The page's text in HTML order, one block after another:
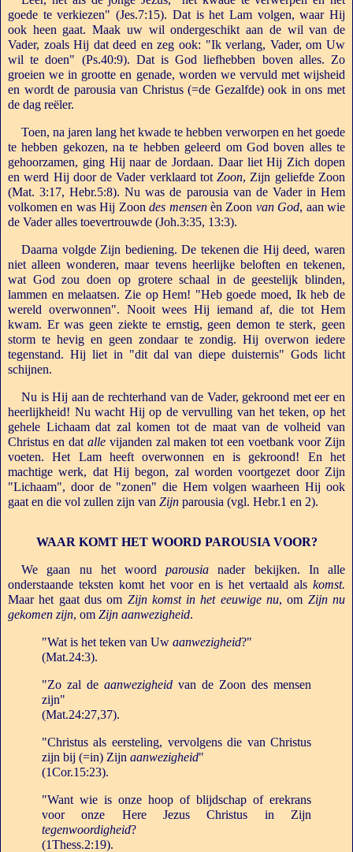
goede te verkiezen" (Jes.7:15). Dat is het Lam volgen, waar Hij
ook heen gaat. Maak uw wil ondergeschikt aan de wil van de
Vader, zoals Hij dat deed en zeg ook: "Ik verlang, Vader, om Uw
wil te doen" (Ps.40:9). Dat is God liefhebben boven alles. Zo
groeien we in grootte en genade, worden we vervuld met wijsheid
en wordt de parousia van Christus (=de Gezalfde) ook in ons met
de dag reëler.
Toen, na jaren lang het kwade te hebben verworpen en het goede
te hebben gekozen, na te hebben geleerd om God boven alles te
gehoorzamen, ging Hij naar de Jordaan. Daar liet Hij Zich dopen
en werd Hij door de Vader verklaard totZoon, Zijn geliefde Zoon
(Mat. 3:17, Hebr.5:8). Nu was de parousia van de Vader in Hem
volkomen en was Hij Zoondes mensenèn Zoon van God, aan wie
de Vader alles toevertrouwde (Joh.3:35, 13:3).
Daarna volgde Zijn bediening. De tekenen die Hij deed, waren
niet alleen wonderen, maar tevens heerlijke beloften en tekenen,
wat God zou doen op grotere schaal in de geestelijk blinden,
lammen en melaatsen. Zie op Hem! "Heb goede moed, Ik heb de
wereld overwonnen". Nooit wees Hij iemand af, die tot Hem
kwam. Er was geen ziekte te ernstig, geen demon te sterk, geen
storm te hevig en geen zondaar te zondig. Hij overwon iedere
tegenstand. Hij liet in "dit dal van diepe duisternis" Gods licht
schijnen.
Nu is Hij aan de rechterhand van de Vader, gekroond met eer en
heerlijkheid! Nu wacht Hij op de vervulling van het teken, op het
gehele Lichaam dat zal komen tot de maat van de volheid van
Christus en dat allevijanden zal maken tot een voetbank voor Zijn
voeten. Het Lam heeft overwonnen en is gekroond! En het
machtige werk, dat Hij begon, zal worden voortgezet door Zijn
"Lichaam", door de "zonen" die Hem volgen waarheen Hij ook
gaat en die vol zullen zijn van Zijnparousia (vgl. Hebr.1 en 2).
WAAR KOMT HET WOORD PAROUSIA VOOR?
We gaan nu het woordparousia nader bekijken. In alle
onderstaande teksten komt het voor en is het vertaald alskomst.
Maar het gaat dus om Zijn komst in het eeuwige nu, om Zijn nu
gekomen zijn, om Zijn aanwezigheid.
"Wat is het teken van Uw aanwezigheid?"
(Mat.24:3).
"Zo zal de aanwezigheidvan de Zoon des mensen
zijn"
(Mat.24:27,37).
"Christus als eersteling, vervolgens die van Christus
zijn bij (=in) Zijn aanwezigheid"
(1Cor.15:23).
"Want wie is onze hoop of blijdschap of erekrans
voor onze Here Jezus Christus in Zijn
tegenwoordigheid?
(1Thess.2:19).